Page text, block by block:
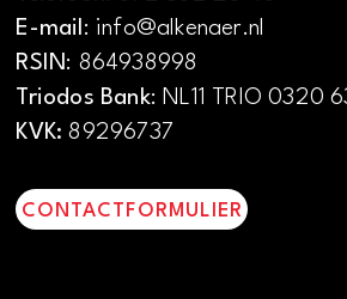
E-mail: info@alkenaer.nl
RSIN: 864938998
Triodos Bank: NL11 TRIO 0320
KVK: 89296737
CONTACTFORMULIER